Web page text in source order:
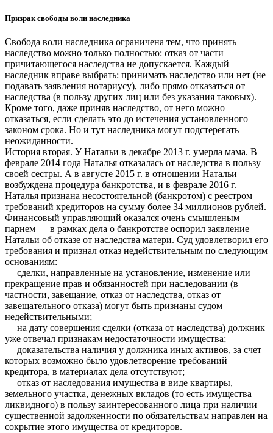
Призрак свободы воли наследника
Свобода воли наследника ограничена тем, что принять
наследство можно только полностью: отказ от части
причитающегося наследства не допускается. Каждый
наследник вправе выбрать: принимать наследство или нет (не
подавать заявления нотариусу), либо прямо отказаться от
наследства (в пользу других лиц или без указания таковых).
Кроме того, даже приняв наследство, от него можно
отказаться, если сделать это до истечения установленного
законом срока. Но и тут наследника могут подстерегать
неожиданности.
История вторая. У Натальи в декабре 2013 г. умерла мама. В
феврале 2014 года Наталья отказалась от наследства в пользу
своей сестры. А в августе 2015 г. в отношении Натальи
возбуждена процедура банкротства, и в феврале 2016 г.
Наталья признана несостоятельной (банкротом) с реестром
требований кредиторов на сумму более 34 миллионов рублей.
Финансовый управляющий оказался очень смышленым
парнем — в рамках дела о банкротстве оспорил заявление
Натальи об отказе от наследства матери. Суд удовлетворил его
требования и признал отказ недействительным по следующим
основаниям:
— сделки, направленные на установление, изменение или
прекращение прав и обязанностей при наследовании (в
частности, завещание, отказ от наследства, отказ от
завещательного отказа) могут быть признаны судом
недействительными;
— на дату совершения сделки (отказа от наследства) должник
уже отвечал признакам недостаточности имущества;
— доказательства наличия у должника иных активов, за счет
которых возможно было удовлетворение требований
кредитора, в материалах дела отсутствуют;
— отказ от наследования имущества в виде квартиры,
земельного участка, денежных вкладов (то есть имущества
ликвидного) в пользу заинтересованного лица при наличии
существенной задолженности по обязательствам направлен на
сокрытие этого имущества от кредиторов.